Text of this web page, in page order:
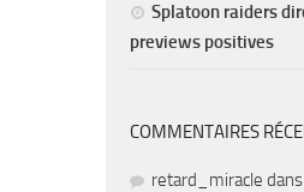
Splatoon raiders
previews positives
COMMENTAIRES
retard_miracle dans